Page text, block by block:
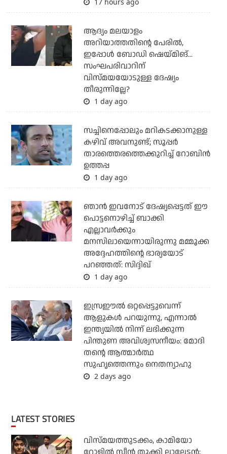
ആദ്യം മലയാളം
അറിയാത്തതിന്റെ പേരില്‍,
ഇപ്പോള്‍ ബോഡി ഷെയ്മിങ്...
സംഘപരിവാറിന്
വിസ്മയയോടുള്ള ദേഷ്യം
തീരുന്നില്ലേ?
1 day ago
സച്ചിനെപ്പോലും മറികടക്കാനുള്ള
കഴിവ് അവനുണ്ട്; സൂപ്പര്‍
താരത്തെരത്തെക്കുറിച്ച് റോബിന്‍
ഉത്തപ്പ
1 day ago
ഞാന്‍ ഇവനോട് ദേഷ്യപ്പെട്ടത് ഈ
പൊട്ടനൊഴിച്ച് ബാക്കി
എല്ലാവര്‍ക്കും
മനസിലായെന്നായിരുന്നു മമ്മൂക്ക
അദ്ദേഹത്തിന്റെ ഭാര്യയോട്
പറഞ്ഞത്: സിദ്ദിഖ്
1 day ago
ഇസ്രഈല്‍ ഒറ്റപ്പെട്ടുവെന്ന്
ആളുകള്‍ പറയുന്നു, എന്നാല്‍
ഇന്ത്യയില്‍ നിന്ന് ലഭിക്കുന്ന
പിന്തുണ അവിശ്വസനീയം: മോദി
തന്റെ ആത്മാര്‍ത്ഥ
സുഹൃത്തെന്നും നെതന്യാഹു
2 days ago
LATEST STORIES
വിസ്മയത്തുടക്കം, കാമിയോ